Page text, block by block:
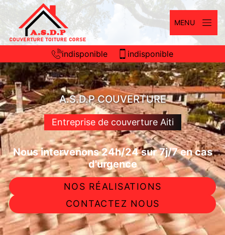
MENU
indisponible indisponible
A.S.D.P COUVERTURE
Entreprise de couverture Aiti
Nous intervenons 24h/24 sur 7j/7 en cas
d'urgence
NOS RÉALISATIONS
CONTACTEZ NOUS